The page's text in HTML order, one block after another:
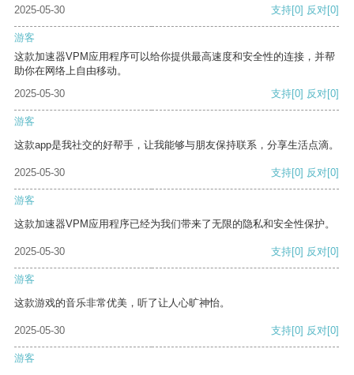
2025-05-30 支持[0] 反对[0]
游客
这款加速器VPM应用程序可以给你提供最高速度和安全性的连接，并帮
助你在网络上自由移动。
2025-05-30
支持[0] 反对[0]
游客
这款app是我社交的好帮手，让我能够与朋友保持联系，分享生活点滴。
2025-05-30 支持[0] 反对[0]
游客
这款加速器VPM应用程序已经为我们带来了无限的隐私和安全性保护。
2025-05-30 支持[0] 反对[0]
游客
这款游戏的音乐非常优美，听了让人心旷神怡。
2025-05-30 支持[0] 反对[0]
游客